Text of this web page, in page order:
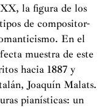
la figura de los
de compositor-
En el
muestra de este
hacia 1887 y
Joaquín Malats.
pianísticas: un